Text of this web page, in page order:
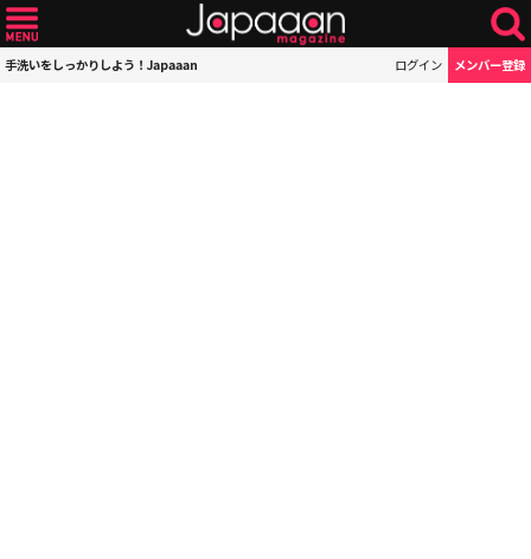
手洗いをしっかりしよう！Japaaan ログイン メンバー登録